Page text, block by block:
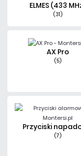
ELMES (433
(31)
AX Pro
(5)
Przyciski
(7)